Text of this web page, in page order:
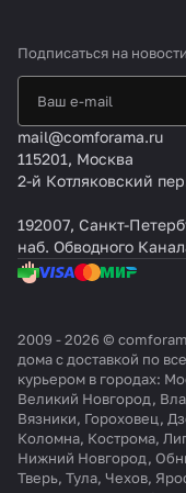
Подписаться на
mail@comforama.ru
115201, Москва
2-й Котляковский
192007, Санкт-
наб. Обводного
2009 - 2026 ©
дома с доставкой по
курьером в городах:
Великий Новгород,
Вязники, Гороховец,
Коломна, Кострома,
Нижний Новгород,
Тверь, Тула, Чехов,